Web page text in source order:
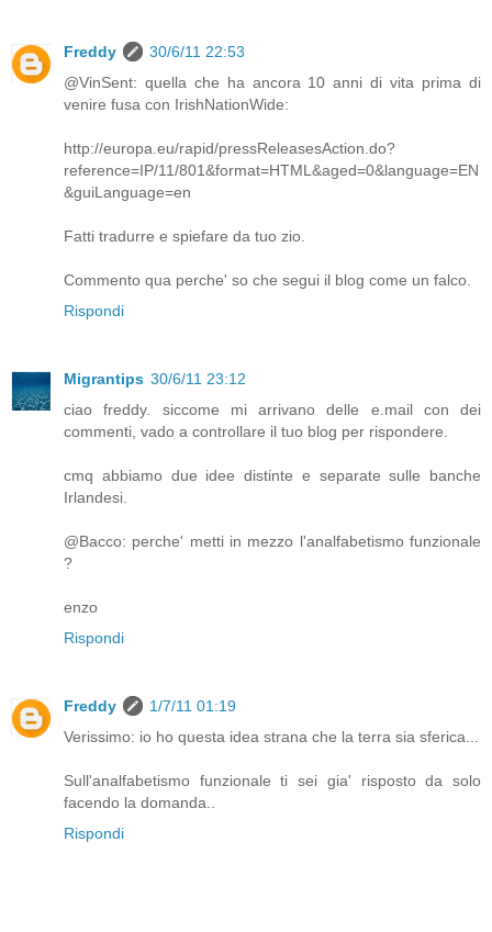
Freddy
30/6/11 22:53
@VinSent: quella che ha ancora 10 anni di vita prima di
venire fusa con IrishNationWide:
http://europa.eu/rapid/pressReleasesAction.do?
reference=IP/11/801&format=HTML&aged=0&language=EN
&guiLanguage=en
Fatti tradurre e spiefare da tuo zio.
Commento qua perche' so che segui il blog come un falco.
Rispondi
Migrantips 30/6/11 23:12
ciao freddy. siccome mi arrivano delle e.mail con dei
commenti, vado a controllare il tuo blog per rispondere.
cmq abbiamo due idee distinte e separate sulle banche
Irlandesi.
@Bacco: perche' metti in mezzo l'analfabetismo funzionale
?
enzo
Rispondi
Freddy
1/7/11 01:19
Verissimo: io ho questa idea strana che la terra sia sferica...
Sull'analfabetismo funzionale ti sei gia' risposto da solo
facendo la domanda..
Rispondi